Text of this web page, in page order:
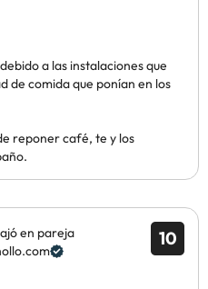
a las instalaciones que
de comida que ponían en los
reponer café, te y los
10
en pareja